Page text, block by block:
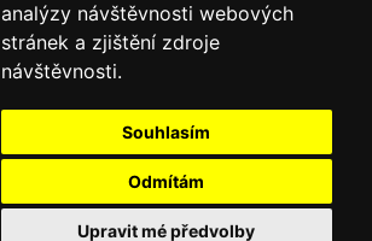
analýzy návštěvnosti webových
stránek a zjištění zdroje
návštěvnosti.
Souhlasím
Odmítám
Upravit mé předvolby